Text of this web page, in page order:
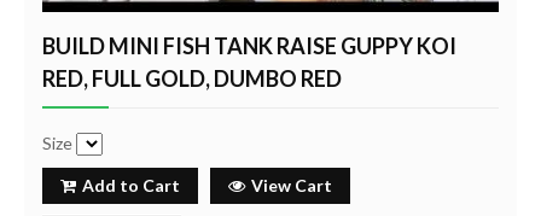
BUILD MINI FISH TANK RAISE GUPPY KOI
RED, FULL GOLD, DUMBO RED
Size
Add to Cart View Cart